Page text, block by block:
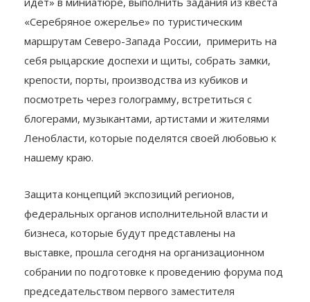
«Серебряное ожерелье» по туристическим
маршрутам Северо-Запада России, примерить на
себя рыцарские доспехи и щиты, собрать замки,
крепости, порты, производства из кубиков и
посмотреть через голограмму, встретиться с
блогерами, музыкантами, артистами и жителями
Ленобласти, которые поделятся своей любовью к
нашему краю.
Защита концепций экспозиций регионов,
федеральных органов исполнительной власти и
бизнеса, которые будут представлены на
выставке, прошла сегодня на организационном
собрании по подготовке к проведению форума под
председательством первого заместителя